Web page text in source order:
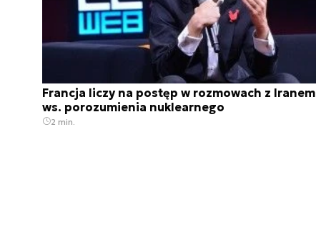
Francja liczy na postęp w rozmowach z Iranem
ws. porozumienia nuklearnego
2 min.